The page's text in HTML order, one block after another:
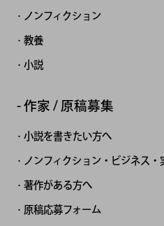
ノンフィクション
教養
小説
作家 / 原稿募集
小説を書きたい方へ
ノンフィクション・ビジネス
著作がある方へ
原稿応募フォーム